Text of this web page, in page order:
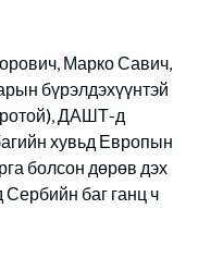
Марко Савич,
бүрэлдэхүүнтэй
ДАШТ-д
хувьд Европын
болсон дөрөв дэх
Сербийн баг ганц ч